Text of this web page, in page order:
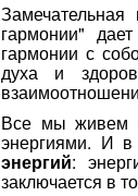
Замечательная
гармонии"
гармонии с
духа и
Все мы живем
энергиями. И
энергий:
заключается в